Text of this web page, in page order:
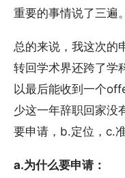
重要的事情说了三遍。
总的来说，我这次的
转回学术界还跨了学
以最后能收到一个
少这一年辞职回家没
要申请，b.定位，c.
a.为什么要申请：